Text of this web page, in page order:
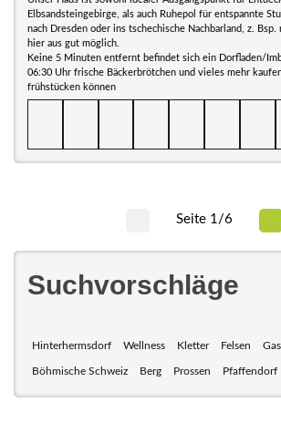
Elbsandsteingebirge, als auch Ruhepol für entspannte
nach Dresden oder ins tschechische Nachbarland, z. Bsp.
hier aus gut möglich.
Keine 5 Minuten entfernt befindet sich ein Dorfladen/
06:30 Uhr frische Bäckerbrötchen und vieles mehr
frühstücken können
Seite 1/6
Suchvorschläge
Hinterhermsdorf Wellness Kletter Felsen
Böhmische Schweiz Berg Prossen Pfaffendorf